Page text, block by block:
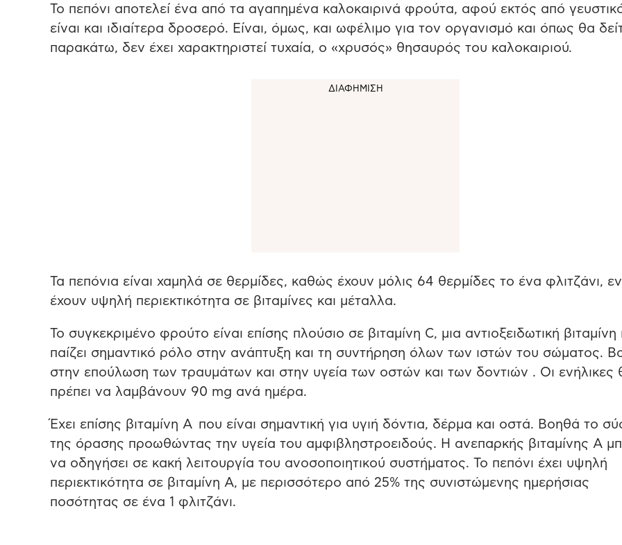
Το πεπόνι αποτελεί ένα από τα αγαπημένα καλοκαιρινά φρούτα, αφού εκτός από
είναι και ιδιαίτερα δροσερό. Είναι, όμως, και ωφέλιμο για τον οργανισμό και όπως θα
παρακάτω, δεν έχει χαρακτηριστεί τυχαία, ο «χρυσός» θησαυρός του καλοκαιριού.
Τα πεπόνια είναι χαμηλά σε θερμίδες, καθώς έχουν μόλις 64 θερμίδες το ένα φλιτζάνι,
έχουν υψηλή περιεκτικότητα σε βιταμίνες και μέταλλα.
Το συγκεκριμένο φρούτο είναι επίσης πλούσιο σε βιταμίνη C, μια αντιοξειδωτική βιταμίνη
παίζει σημαντικό ρόλο στην ανάπτυξη και τη συντήρηση όλων των ιστών του σώματος.
στην επούλωση των τραυμάτων και στην υγεία των οστών και των δοντιών . Οι ενήλικες
πρέπει να λαμβάνουν 90 mg ανά ημέρα.
Έχει επίσης βιταμίνη Α που είναι σημαντική για υγιή δόντια, δέρμα και οστά. Βοηθά το
της όρασης προωθώντας την υγεία του αμφιβληστροειδούς. Η ανεπαρκής βιταμίνης Α
να οδηγήσει σε κακή λειτουργία του ανοσοποιητικού συστήματος. Το πεπόνι έχει υψηλή
περιεκτικότητα σε βιταμίνη Α, με περισσότερο από 25% της συνιστώμενης ημερήσιας
ποσότητας σε ένα 1 φλιτζάνι.